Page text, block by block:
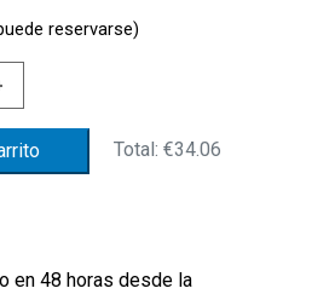
reservarse)
Total:€34.06
en 48 horas desde la